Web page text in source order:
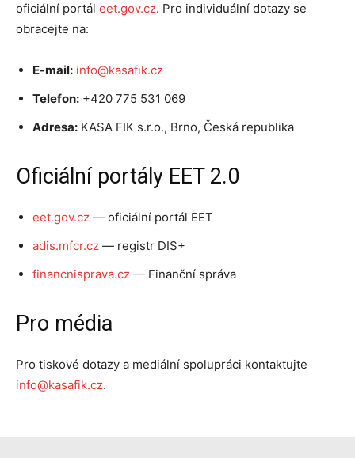
oficiální portál eet.gov.cz. Pro individuální dotazy se
obracejte na:
E-mail: info@kasafik.cz
Telefon: +420 775 531 069
Adresa: KASA FIK s.r.o., Brno, Česká republika
Oficiální portály EET 2.0
eet.gov.cz — oficiální portál EET
adis.mfcr.cz — registr DIS+
financnisprava.cz — Finanční správa
Pro média
Pro tiskové dotazy a mediální spolupráci kontaktujte
info@kasafik.cz.